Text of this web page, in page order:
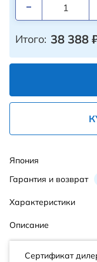
Итого: 38 388
Гарантия и возврат
Япония
Характеристики
Описание
Сертификат